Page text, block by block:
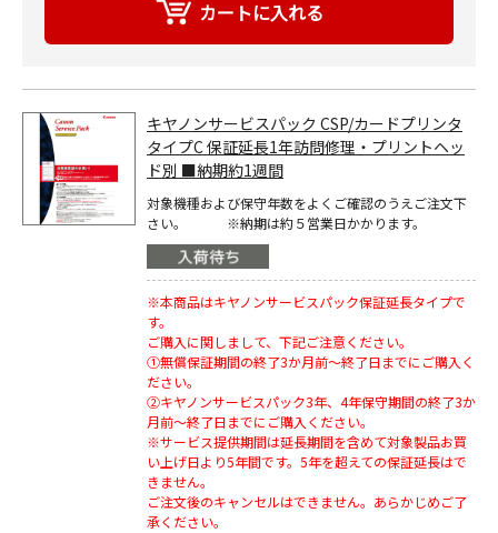
キヤノンサービスパック CSP/カードプリンタ
タイプC 保証延長1年訪問修理・プリントヘッ
ド別 ■納期約1週間
対象機種および保守年数をよくご確認のうえご注文下
さい。 ※納期は約５営業日かかります。
※本商品はキヤノンサービスパック保証延長タイプで
す。
ご購入に関しまして、下記ご注意ください。
①無償保証期間の終了3か月前～終了日までにご購入く
ださい。
②キヤノンサービスパック3年、4年保守期間の終了3か
月前～終了日までにご購入ください。
※サービス提供期間は延長期間を含めて対象製品お買
い上げ日より5年間です。5年を超えての保証延長はで
きません。
ご注文後のキャンセルはできません。あらかじめご了
承ください。